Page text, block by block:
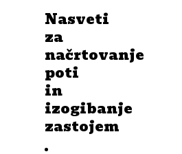
Nasveti
za
načrtovanje
poti
in
izogibanje
zastojem